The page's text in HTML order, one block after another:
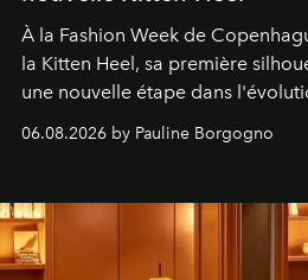
À la Fashion Week de
la Kitten Heel, sa première
une nouvelle étape dans
06.08.2026 by Pauline Borgogno